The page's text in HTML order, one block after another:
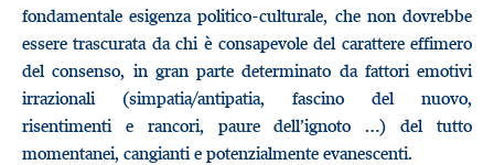
fondamentale esigenza politico-culturale, che non dovrebbe
essere trascurata da chi è consapevole del carattere effimero
del consenso, in gran parte determinato da fattori emotivi
irrazionali (simpatia/antipatia, fascino del nuovo,
risentimenti e rancori, paure dell’ignoto …) del tutto
momentanei, cangianti e potenzialmente evanescenti.